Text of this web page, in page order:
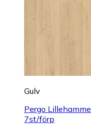
Gulv
Pergo
7st/förp